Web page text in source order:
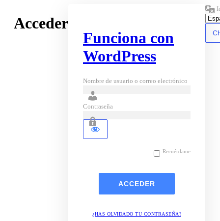
Acceder
Funciona con
WordPress
Nombre de usuario o correo electrónico
Contraseña
Recuérdame
¿HAS OLVIDADO TU CONTRASEÑA?